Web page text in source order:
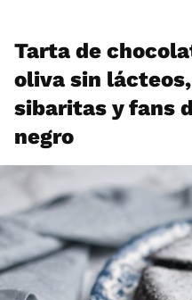
Tarta de
oliva sin
sibaritas y fans
negro